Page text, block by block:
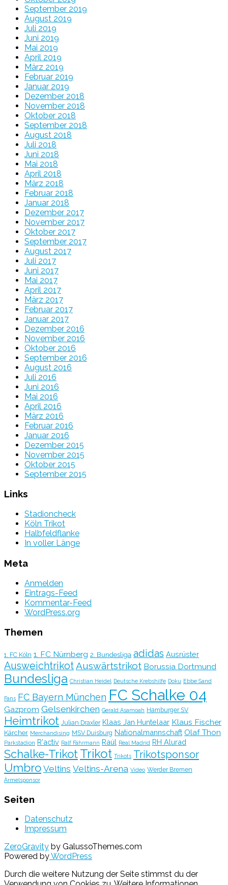
September 2019
August 2019
Juli 2019
Juni 2019
Mai 2019
April 2019
März 2019
Februar 2019
Januar 2019
Dezember 2018
November 2018
Oktober 2018
September 2018
August 2018
Juli 2018
Juni 2018
Mai 2018
April 2018
März 2018
Februar 2018
Januar 2018
Dezember 2017
November 2017
Oktober 2017
September 2017
August 2017
Juli 2017
Juni 2017
Mai 2017
April 2017
März 2017
Februar 2017
Januar 2017
Dezember 2016
November 2016
Oktober 2016
September 2016
August 2016
Juli 2016
Juni 2016
Mai 2016
April 2016
März 2016
Februar 2016
Januar 2016
Dezember 2015
November 2015
Oktober 2015
September 2015
Links
Stadioncheck
Köln Trikot
Halbfeldflanke
In voller Länge
Meta
Anmelden
Eintrags-Feed
Kommentar-Feed
WordPress.org
Themen
1. FC Köln 1. FC Nürnberg 2. Bundesliga adidas Ausrüster
AusweichtrikotAuswärtstrikot Borussia Dortmund
Bundesliga Christian Heidel Deutsche Krebshilfe Doku Ebbe Sand
Fans FC Bayern München FC Schalke 04
Gazprom Gelsenkirchen Gerald Asamoah Hamburger SV
Heimtrikot Julian Draxler Klaas Jan Huntelaar Klaus Fischer
Kärcher Merchandising MSV Duisburg Nationalmannschaft Olaf Thon
Parkstadion R'activ Ralf Fährmann Raúl Real Madrid RH Alurad
Schalke-TrikotTrikot Trikots Trikotsponsor
Umbro Veltins Veltins-Arena Video Werder Bremen
Ärmelsponsor
Seiten
Datenschutz
Impressum
ZeroGravity by GalussoThemes.com
Powered byWordPress
Durch die weitere Nutzung der Seite stimmst du der